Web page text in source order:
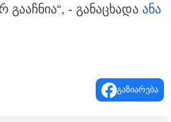
- განაცხადა ანა
გაზიარება